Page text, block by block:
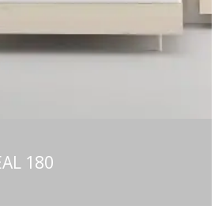
180